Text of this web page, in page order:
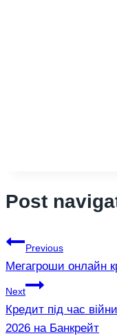
Post
Previous
Мегагроши онлайн
Next
Кредит під час
2026 на Банкрейт